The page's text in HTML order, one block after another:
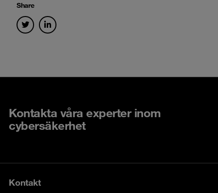
Share
Kontakta våra experter inom
cybersäkerhet
Kontakt